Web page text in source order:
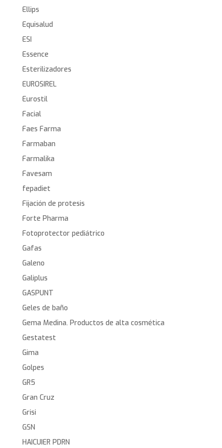
Ellips
Equisalud
ESI
Essence
Esterilizadores
EUROSIREL
Eurostil
Facial
Faes Farma
Farmaban
Farmalika
Favesam
fepadiet
Fijación de protesis
Forte Pharma
Fotoprotector pediátrico
Gafas
Galeno
Galiplus
GASPUNT
Geles de baño
Gema Medina. Productos de alta cosmética
Gestatest
Gima
Golpes
GR5
Gran Cruz
Grisi
GSN
HAICUIER PDRN